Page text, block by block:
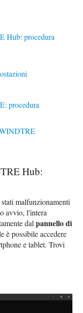
Hub: procedura
procedura
WINDTRE
Hub:
malfunzionamenti
avvio, l'intera
dalpannello di
è possibile accedere
e tablet. Trovi